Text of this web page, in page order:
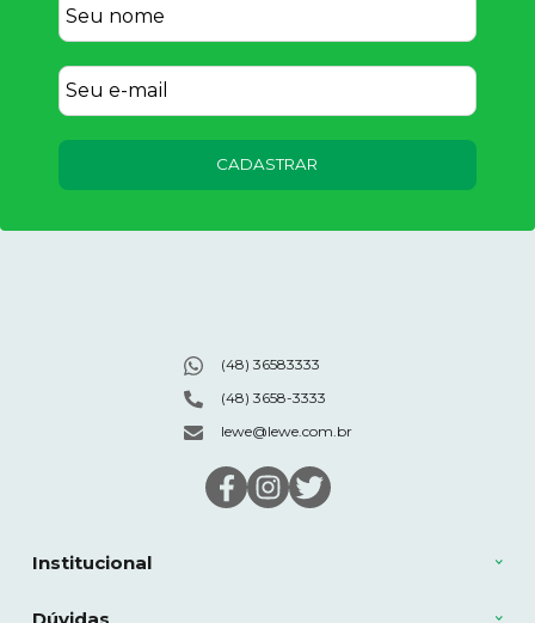
CADASTRAR
Institucional
(48) 36583333
(48) 3658-3333
lewe@lewe.com.br